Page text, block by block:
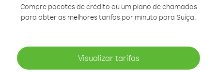
Compre pacotes de crédito ou um plano de chamadas
para obter as melhores tarifas por minuto para Suíça.
Visualizar tarifas